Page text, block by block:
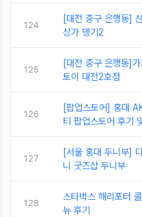
124
[대전 중구 은행동]
상가 댕기2
125
[대전 중구 은행동]
토이 대전2호점
126
[팝업스토어] 홍대
티 팝업스토어 후기
127
[서울 홍대 두니부]
니 굿즈샵 두니부
128
스타벅스 해리포터
뉴 후기